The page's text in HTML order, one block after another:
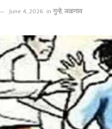
June 4, 2026 inगुन्हे,जळगाव